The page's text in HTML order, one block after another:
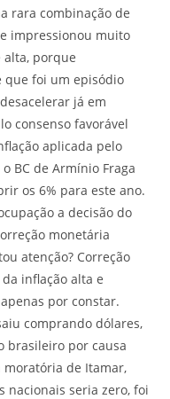
rara combinação de
impressionou muito
alta, porque
que foi um episódio
já em
consenso favorável
aplicada pelo
BC de Armínio Fraga
os 6% para este ano.
a decisão do
monetária
atenção? Correção
inflação alta e
por constar.
comprando dólares,
brasileiro por causa
moratória de Itamar,
nacionais seria zero, foi